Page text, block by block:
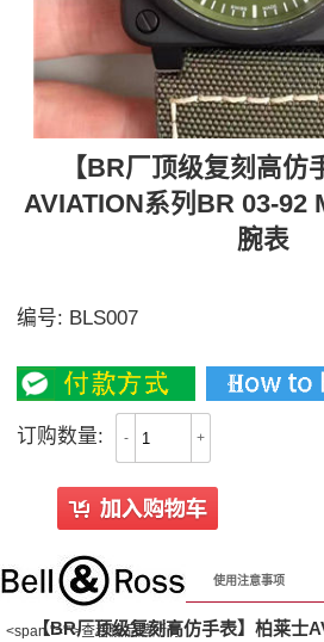
【BR厂顶级复刻高仿
AVIATION系列BR 03-
腕表
编号: BLS007
订购数量: - +
<span "="">查看该品牌所有
产品详情 购前必读 使用注意事项
【BR厂顶级复刻高仿手表】柏莱士